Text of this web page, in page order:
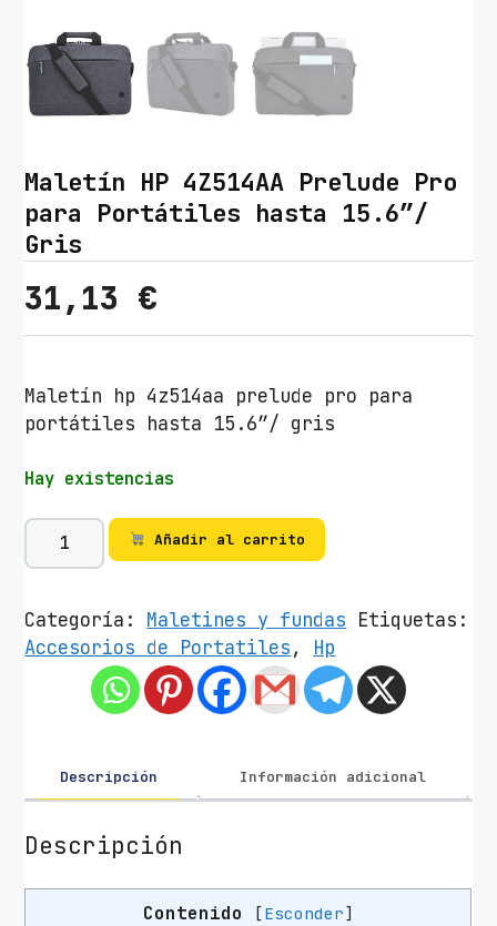
Maletín HP 4Z514AA Prelude Pro
para Portátiles hasta 15.6″/
Gris
31,13 €
Maletín hp 4z514aa prelude pro para
portátiles hasta 15.6″/ gris
Hay existencias
M
a
e
t
Z
5
4
Añadir al carrito
Categoría: Maletines y fundas Etiquetas:
Accesorios de Portatiles, Hp
Descripción Información adicional
Descripción
Contenido [Esconder]